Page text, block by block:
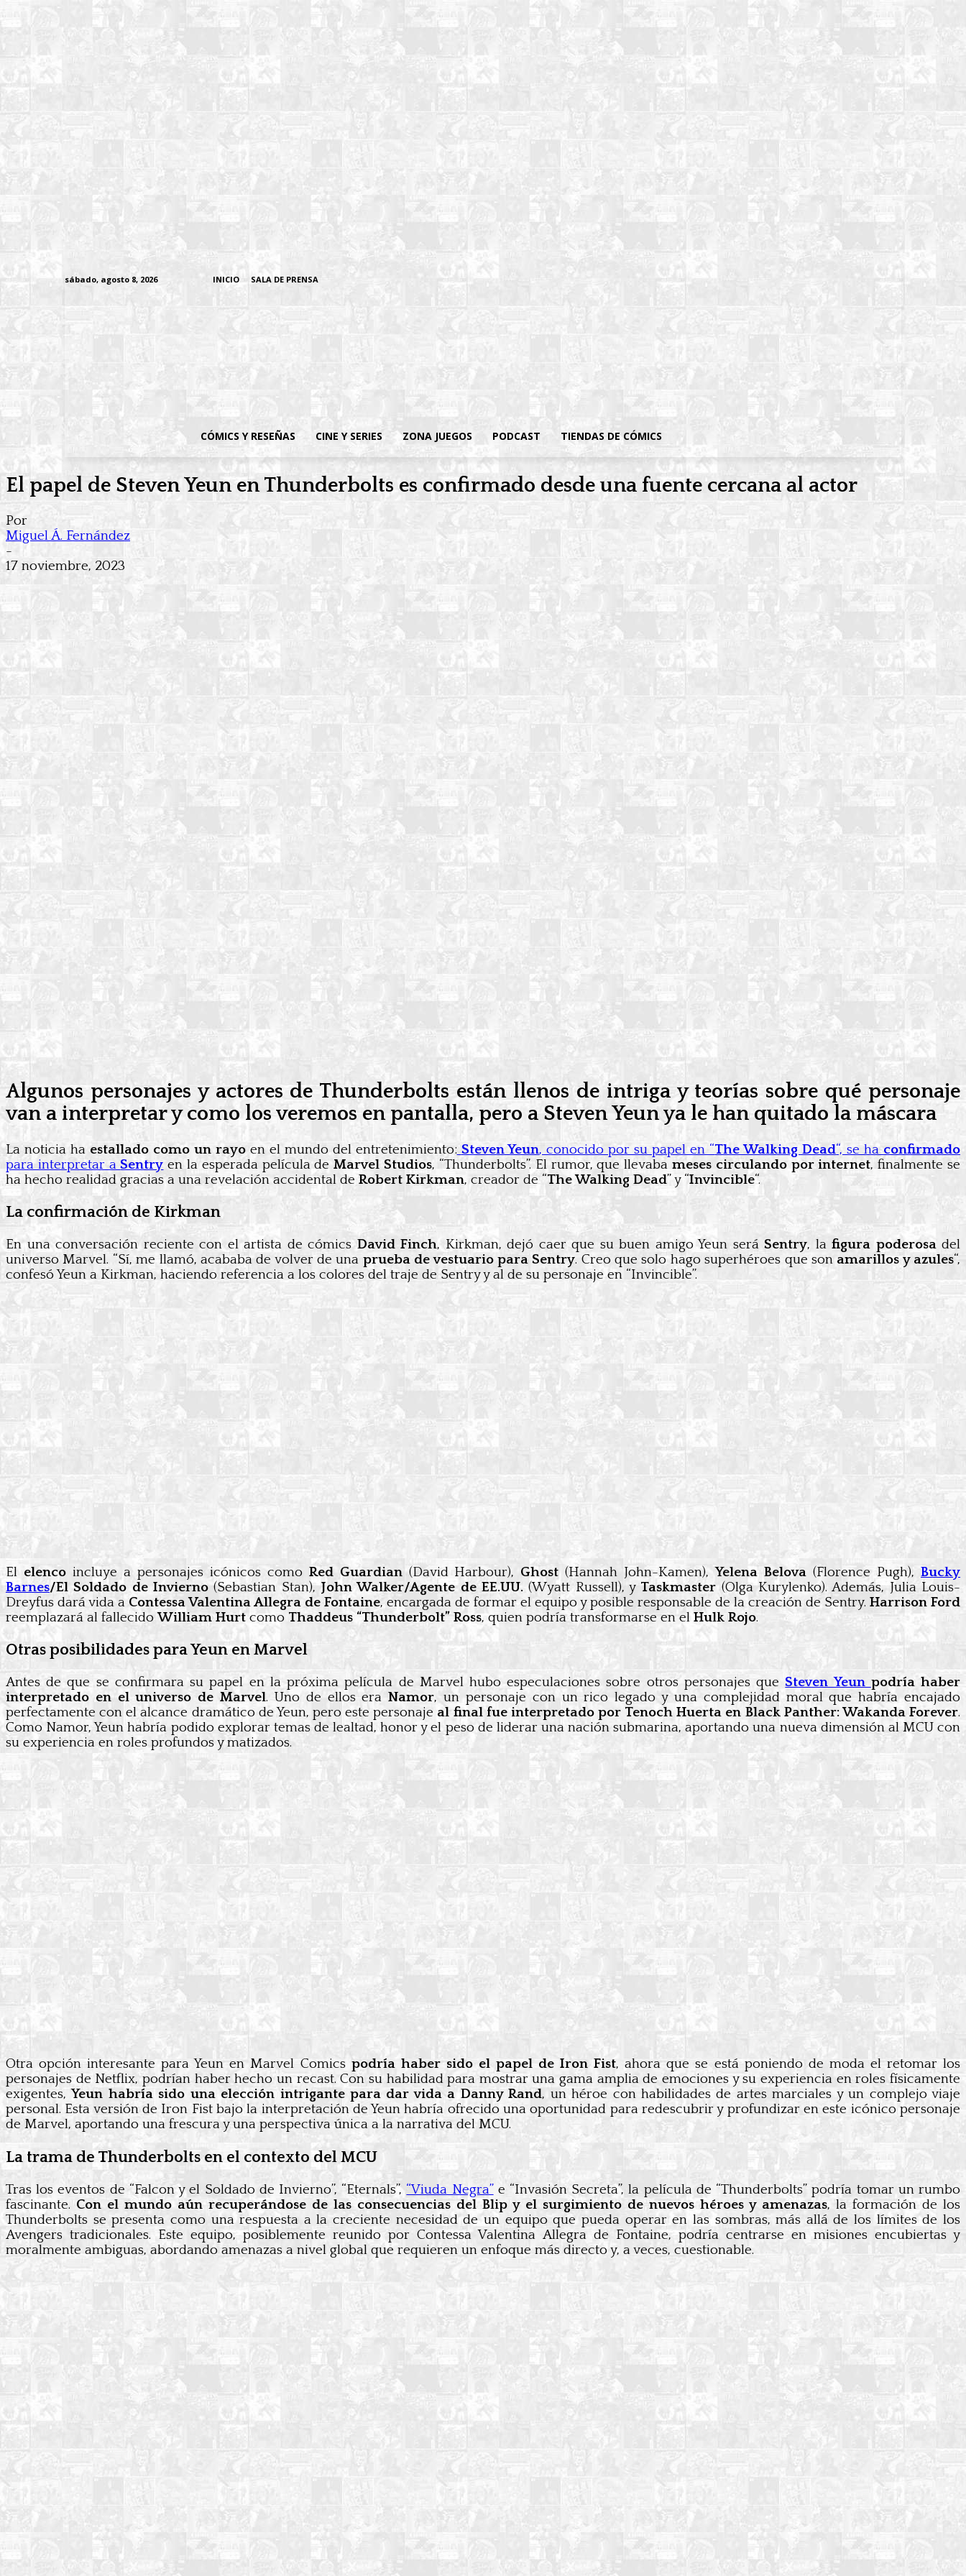
sábado, agosto 8, 2026 INICIO SALA DE PRENSA
CÓMICS Y RESEÑAS CINE Y SERIES ZONA JUEGOS PODCAST TIENDAS DE CÓMICS
El papel de Steven Yeun en Thunderbolts es confirmado desde una fuente cercana al actor
Por
Miguel Á. Fernández
-
17 noviembre, 2023
Algunos personajes y actores de Thunderbolts están llenos de intriga y teorías sobre qué personaje
van a interpretar y como los veremos en pantalla, pero a Steven Yeun ya le han quitado la máscara
La noticia haestallado como un rayoen el mundo del entretenimiento: Steven Yeun, conocido por su papel en “The Walking Dead“, se haconfirmado
para interpretar aSentry en la esperada película deMarvel Studios, “Thunderbolts”. El rumor, que llevaba meses circulando por internet, finalmente se
ha hecho realidad gracias a una revelación accidental deRobert Kirkman, creador de “The Walking Dead” y “Invincible“.
La confirmación de Kirkman
En una conversación reciente con el artista de cómicsDavid Finch, Kirkman, dejó caer que su buen amigo Yeun será Sentry, la figura poderosadel
universo Marvel. “Sí, me llamó, acababa de volver de una prueba de vestuario para Sentry. Creo que solo hago superhéroes que son amarillos y azules“,
confesó Yeun a Kirkman, haciendo referencia a los colores del traje de Sentry y al de su personaje en “Invincible”.
El elencoincluye a personajes icónicos como Red Guardian(David Harbour), Ghost (Hannah John-Kamen),Yelena Belova (Florence Pugh),Bucky
Barnes/El Soldado de Invierno(Sebastian Stan),John Walker/Agente de EE.UU. (Wyatt Russell), y Taskmaster(Olga Kurylenko). Además, Julia Louis-
Dreyfus dará vida aContessa Valentina Allegra de Fontaine, encargada de formar el equipo y posible responsable de la creación de Sentry. Harrison Ford
reemplazará al fallecidoWilliam Hurt como Thaddeus “Thunderbolt” Ross, quien podría transformarse en el Hulk Rojo.
Otras posibilidades para Yeun en Marvel
Antes de que se confirmara su papel en la próxima película de Marvel hubo especulaciones sobre otros personajes que Steven Yeun podría haber
interpretado en el universo de Marvel. Uno de ellos eraNamor, un personaje con un rico legado y una complejidad moral que habría encajado
perfectamente con el alcance dramático de Yeun, pero este personaje al final fue interpretado por Tenoch Huerta en Black Panther: Wakanda Forever.
Como Namor, Yeun habría podido explorar temas de lealtad, honor y el peso de liderar una nación submarina, aportando una nueva dimensión al MCU con
su experiencia en roles profundos y matizados.
Otra opción interesante para Yeun en Marvel Comicspodría haber sido el papel de Iron Fist, ahora que se está poniendo de moda el retomar los
personajes de Netflix, podrían haber hecho un recast. Con su habilidad para mostrar una gama amplia de emociones y su experiencia en roles físicamente
exigentes,Yeun habría sido una elección intrigante para dar vida a Danny Rand, un héroe con habilidades de artes marciales y un complejo viaje
personal. Esta versión de Iron Fist bajo la interpretación de Yeun habría ofrecido una oportunidad para redescubrir y profundizar en este icónico personaje
de Marvel, aportando una frescura y una perspectiva única a la narrativa del MCU.
La trama de Thunderbolts en el contexto del MCU
Tras los eventos de “Falcon y el Soldado de Invierno”, “Eternals”,“Viuda Negra”e “Invasión Secreta”, la película de “Thunderbolts” podría tomar un rumbo
fascinante. Con el mundo aún recuperándose de las consecuencias del Blip y el surgimiento de nuevos héroes y amenazas, la formación de los
Thunderbolts se presenta como una respuesta a la creciente necesidad de un equipo que pueda operar en las sombras, más allá de los límites de los
Avengers tradicionales. Este equipo, posiblemente reunido por Contessa Valentina Allegra de Fontaine, podría centrarse en misiones encubiertas y
moralmente ambiguas, abordando amenazas a nivel global que requieren un enfoque más directo y, a veces, cuestionable.